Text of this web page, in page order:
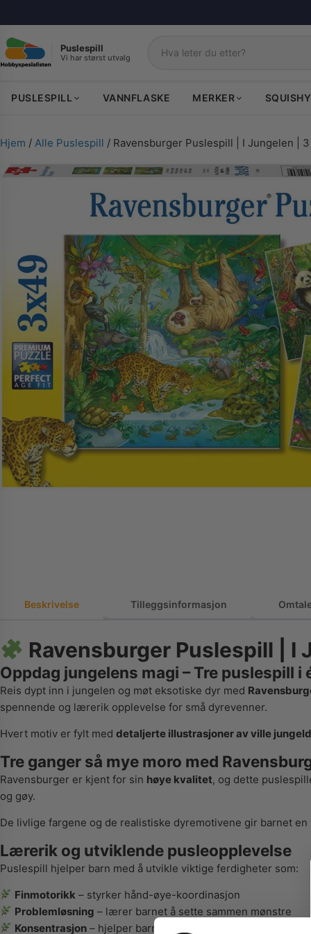
Puslespill
Vi har størst utvalg Søk
PUSLESPILL VANNFLASKE MERKER
Hjem / Alle Puslespill / Ravensburger Puslespill | I Jungelen |
Beskrivelse Tilleggsinformasjon
Ravensburger Puslespill | I
Oppdag jungelens magi – Tre puslespill i
Reis dypt inn i jungelen og møt eksotiske dyr med
spennende og lærerik opplevelse for små dyrevenner.
Hvert motiv er fylt med detaljerte illustrasjoner av ville
Tre ganger så mye moro med
Ravensburger er kjent for sin høye kvalitet, og dette
og gøy.
De livlige fargene og de realistiske dyremotivene gir barnet
Lærerik og utviklende pusleopplevelse
Puslespill hjelper barn med å utvikle viktige ferdigheter som:
Finmotorikk – styrker hånd-øye-koordinasjon
Problemløsning – lærer barnet å sette sammen mønstre
Konsentrasjon – hjelper barnet med å fokusere og holde